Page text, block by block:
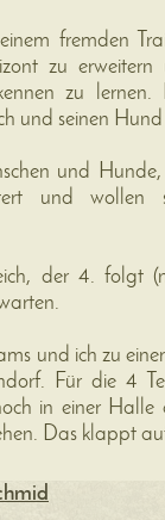
fremden
zu
kennen zu
und seinen
und
und wollen
der 4. folgt
und ich zu
Für die 4
in einer Halle
Das klappt